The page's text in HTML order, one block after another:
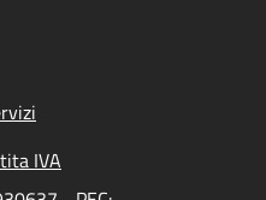
IVA